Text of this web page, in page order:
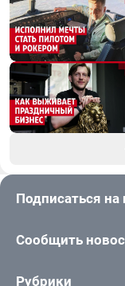
Подписаться на
Сообщить
Рубрики